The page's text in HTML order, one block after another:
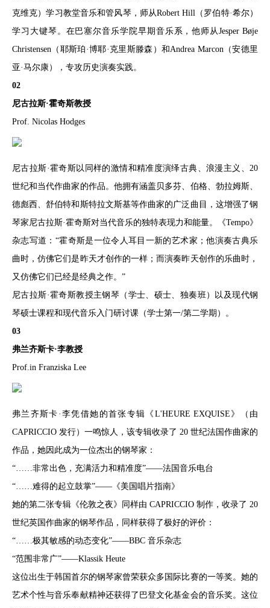
克维克）学习教堂音乐和管风琴，师从Robert Hill（罗伯特·希尔）
学习大键琴。在巴塞尔音乐学院早期音乐系，他师从Jesper Bøje
Christensen（耶斯珀·博耶·克里斯滕森）和Andrea Marcon（安德里
亚·马尔康），专攻历史演奏实践。
02
尼古拉斯·霍奇斯教授
Prof. Nicolas Hodges
尼古拉斯·霍奇斯以同样的激情和精准度演绎古典、浪漫主义、20
世纪和当代作曲家的作品。他拥有涵盖贝多芬、伯格、勃拉姆斯、
德彪西、舒伯特和斯特拉文斯基等作曲家的广泛曲目，这增强了钢
琴家尼古拉斯·霍奇斯对当代音乐的独特表现力和能量。《Tempo》
杂志写道：“霍奇斯是一位令人耳目一新的艺术家；他演奏古典乐
曲时，仿佛它们是昨天才创作的一样；而演奏昨天创作的乐曲时，
又仿佛它们已经是经典之作。”
尼古拉斯·霍奇斯教授主钢琴（学士、硕士、独奏班）以及现代钢
琴硕士课程和现代音乐入门研讨课（学士第一/第二学期）。
03
弗兰齐斯卡·李教授
Prof.in Franziska Lee
弗兰齐斯卡·李凭借她的首张专辑《L'HEURE EXQUISE》（由
CAPRICCIO 发行）一鸣惊人，该专辑收录了 20 世纪法国作曲家的
作品，她因此成为一位杰出的钢琴家：
“……非常出色，充满活力和精准度”——法国音乐电台
“……难得的起立鼓掌”——《美国唱片指南》
她的第二张专辑《伦敦之夜》同样由 CAPRICCIO 制作，收录了 20
世纪英国作曲家的钢琴作品，同样获得了极好的评价：
“……极其敏感的动态变化”——BBC 音乐杂志
“范围非常广”——Klassik Heute
这位出生于韩国首尔的钢琴家曾荣获众多国际比赛的一等奖。她的
艺术个性与音乐奉献精神还获得了巴登文化基金会的音乐奖。这位